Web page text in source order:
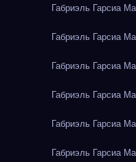
Габриэль Гарсиа
Габриэль Гарсиа
Габриэль Гарсиа
Габриэль Гарсиа
Габриэль Гарсиа
Габриэль Гарсиа